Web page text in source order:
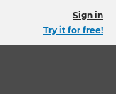
Sign in
Try it for free!